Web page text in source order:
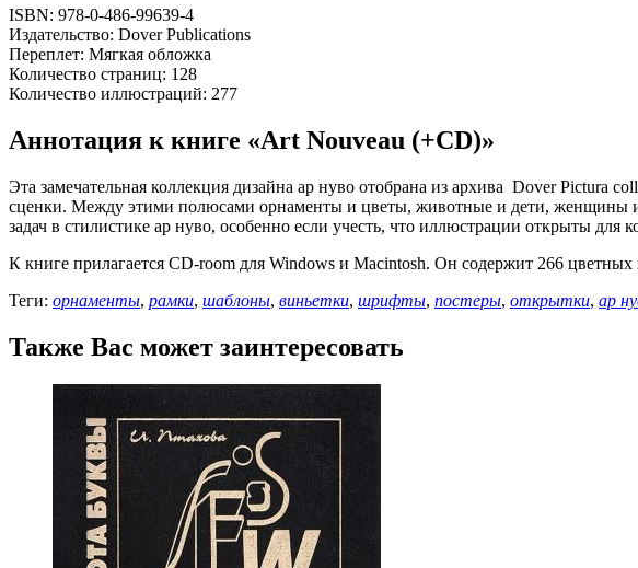
ISBN: 978-0-486-99639-4
Издательство: Dover Publications
Переплет: Мягкая обложка
Количество страниц: 128
Количество иллюстраций: 277
Аннотация к книге «Art Nouveau (+CD)»
Эта замечательная коллекция дизайна ар нуво отобрана из архива Dover
сценки. Между этими полюсами орнаменты и цветы, животные и дети, женщины
задач в стилистике ар нуво, особенно если учесть, что иллюстрации открыты для
К книге прилагается CD-room для Windows и Macintosh. Он содержит 266
Теги: орнаменты, рамки, шаблоны, виньетки, шрифты, постеры, открытки, ар
Также Вас может заинтересовать